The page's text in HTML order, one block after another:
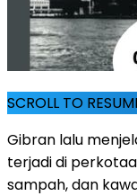
SCROLL TO
Gibran lalu
terjadi di
sampah, dan